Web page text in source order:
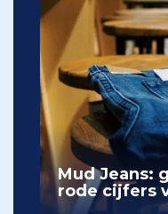
Mud Jeans:
rode cijfers